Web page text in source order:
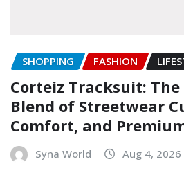
SHOPPING FASHION
Corteiz Tracksuit:
Blend of Streetwear
Comfort, and
Syna World Aug 4, 2026